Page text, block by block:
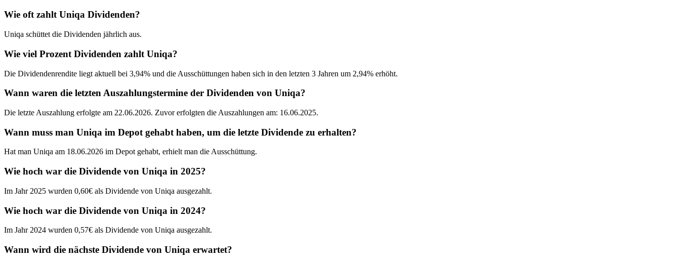
Wie oft zahlt Uniqa Dividenden?
Uniqa schüttet die Dividenden jährlich aus.
Wie viel Prozent Dividenden zahlt Uniqa?
Die Dividendenrendite liegt aktuell bei 3,94% und die Ausschüttungen haben sich in den letzten 3 Jahren um 2,94% erhöht.
Wann waren die letzten Auszahlungstermine der Dividenden von Uniqa?
Die letzte Auszahlung erfolgte am 22.06.2026. Zuvor erfolgten die Auszahlungen am: 16.06.2025.
Wann muss man Uniqa im Depot gehabt haben, um die letzte Dividende zu erhalten?
Hat man Uniqa am 18.06.2026 im Depot gehabt, erhielt man die Ausschüttung.
Wie hoch war die Dividende von Uniqa in 2025?
Im Jahr 2025 wurden 0,60€ als Dividende von Uniqa ausgezahlt.
Wie hoch war die Dividende von Uniqa in 2024?
Im Jahr 2024 wurden 0,57€ als Dividende von Uniqa ausgezahlt.
Wann wird die nächste Dividende von Uniqa erwartet?